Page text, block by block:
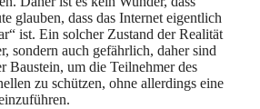
glauben, dass das Internet eigentlich
ist. Ein solcher Zustand der Realität
sondern auch gefährlich, daher sind
Baustein, um die Teilnehmer des
zu schützen, ohne allerdings eine